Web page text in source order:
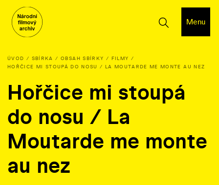
Menu
ÚVOD SBÍRKA OBSAH SBÍRKY
FILMY
HOŘČICE MI STOUPÁ DO NOSU / LA MOUTARDE ME MONTE AU NEZ
Hořčice mi stoupá
do nosu / La
Moutarde me monte
au nez